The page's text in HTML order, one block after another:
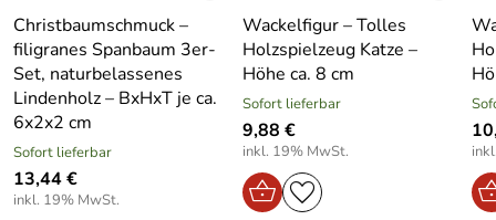
grün – Höhe ca. 8 cm
Maße: Höhe 8 cm
Material:Holz
Farbe:Grün mit bunten Details
Herstellungsort:
Kurort Seiffen, Erzgebirge
Hersteller:
Jan Stephani Räuchermann Stube
Altersempfehlung:
Ab 3 Jahren
ng:
Elektrogerät:
Christbaumschmuck –
filigranes Spanbaum 3er-
Set, naturbelassenes
Lindenholz – BxHxT je ca.
6x2x2 cm
Sofort lieferbar
13,44 €
inkl. 19% MwSt.
Wackelfigur – Tolles
Holzspielzeug Katze –
Höhe ca. 8 cm
Sofort lieferbar
9,88 €
inkl. 19% MwSt.